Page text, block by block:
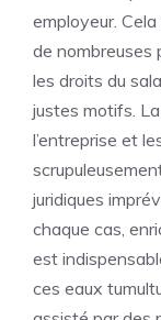
employeur.
de nombreuses
les droits du
justes motifs.
l’entreprise et
juridiques
chaque cas,
est
ces eaux